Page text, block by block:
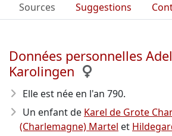
Sources
Suggestions
Données personnelles
Karolingen
Elle est née en l'an 790.
Un enfant de Karel de Grote
(Charlemagne) Martel et